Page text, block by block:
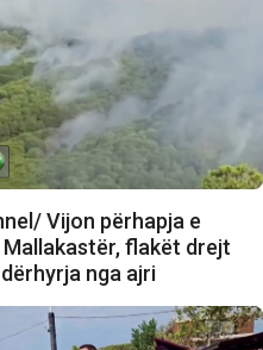
Vijon përhapja e
flakët drejt
nga ajri